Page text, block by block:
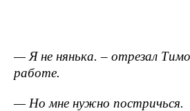
— Я не нянька. – отрезал
работе.
— Но мне нужно постричься.